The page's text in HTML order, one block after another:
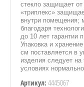
стекло защищает от
«триплекс»
внутри помещения;
благодаря
до 10 лет гарантии
Упаковка и
см поставляется в
изделия следует
условиях
Артикул: 4445067